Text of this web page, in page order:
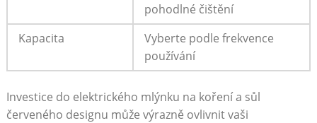
pohodlné čištění
Kapacita
Vyberte ⁤podle frekvence
⁤používání
Investice do ​elektrického mlýnku na koření a sůl
červeného‍ designu může výrazně ovlivnit vaši